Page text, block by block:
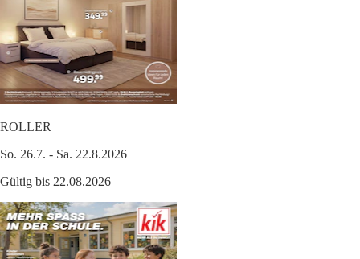
ROLLER
So. 26.7. - Sa. 22.8.2026
Gültig bis 22.08.2026